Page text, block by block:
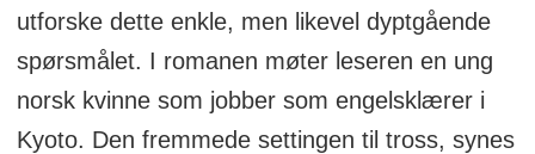
utforske dette enkle, men likevel dyptgående
spørsmålet. I romanen møter leseren en ung
norsk kvinne som jobber som engelsklærer i
Kyoto. Den fremmede settingen til tross, synes